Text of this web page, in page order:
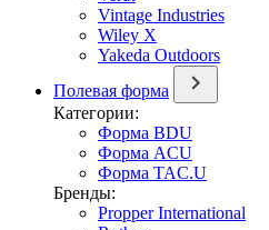
Vintage Industries
Wiley X
Yakeda Outdoors
Полевая форма
Категории:
Форма BDU
Форма ACU
Форма TAC.U
Бренды:
Propper International